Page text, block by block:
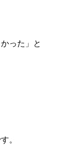
った」と
。